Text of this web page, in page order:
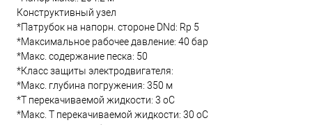
Конструктивный узел
*Патрубок на напорн. стороне DNd: Rp 5
*Максимальное рабочее давление: 40 бар
*Макс. содержание песка: 50
*Класс защиты электродвигателя:
*Макс. глубина погружения: 350 м
*Т перекачиваемой жидкости: 3 oC
*Макс. T перекачиваемой жидкости: 30 oC